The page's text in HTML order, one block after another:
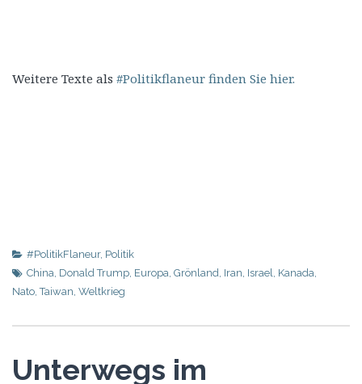
Weitere Texte als #Politikflaneur finden Sie hier.
#PolitikFlaneur, Politik
China, Donald Trump, Europa, Grönland, Iran, Israel, Kanada,
Nato,Taiwan, Weltkrieg
Unterwegs im